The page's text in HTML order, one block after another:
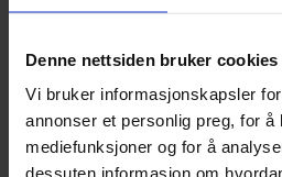
Denne nettsiden bruker cookies
Vi bruker informasjonskapsler
annonser et personlig preg, for å
mediefunksjoner og for å
dessuten informasjon om